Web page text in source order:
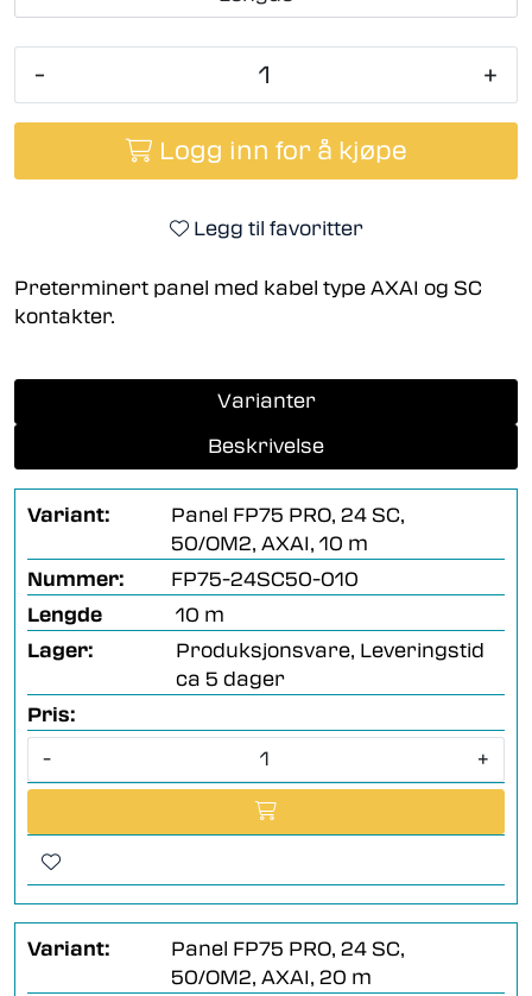
- +
Logg inn for å kjøpe
Legg til favoritter
Preterminert panel med kabel type AXAI og SC
kontakter.
Varianter
Beskrivelse
Variant:
Panel FP75 PRO, 24 SC,
50/OM2, AXAI, 10 m
Nummer:
FP75-24SC50-010
Lengde
10 m
Lager:
Produksjonsvare, Leveringstid
ca 5 dager
Pris:
-
+
Variant:
Panel FP75 PRO, 24 SC,
50/OM2, AXAI, 20 m